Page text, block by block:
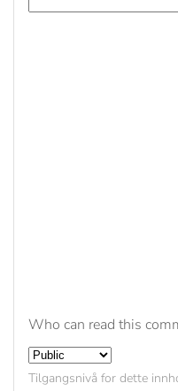
Who can read this
Tilgangsnivå for dette